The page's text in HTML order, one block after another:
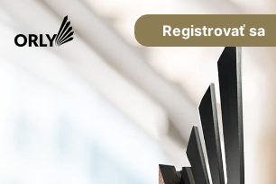
Registrovať sa